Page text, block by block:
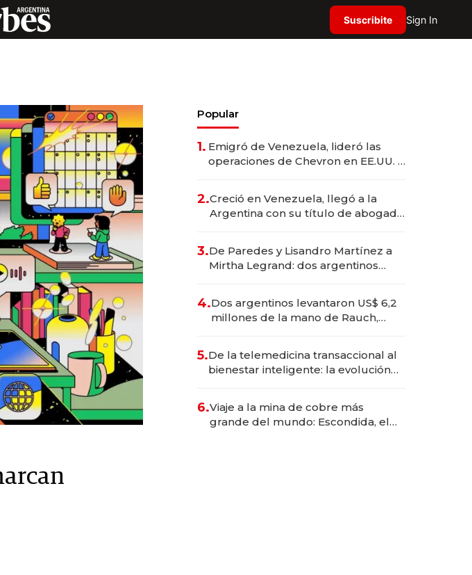
Suscribite Sign In
Popular
1. Emigró de Venezuela, lideró las
operaciones de Chevron en EE.UU. y
2.Creció en Venezuela, llegó a la
Argentina con su título de abogado
marcas "fast premium"
3.De Paredes y Lisandro Martínez a
Mirtha Legrand: dos argentinos
deportivo y el cuidado corporal
4.Dos argentinos levantaron US$ 6,2
millones de la mano de Rauch,
5.De la telemedicina transaccional al
bienestar inteligente: la evolución
6.Viaje a la mina de cobre más
grande del mundo: Escondida, el